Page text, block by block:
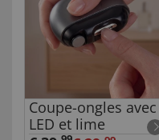
Coupe-ongles avec
LED et lime